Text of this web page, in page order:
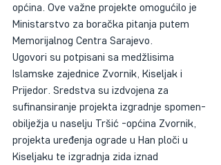
općina. Ove važne projekte omogućilo je
Ministarstvo za boračka pitanja putem
Memorijalnog Centra Sarajevo.
Ugovori su potpisani sa medžlisima
Islamske zajednice Zvornik, Kiseljak i
Prijedor. Sredstva su izdvojena za
sufinansiranje projekta izgradnje spomen-
obilježja u naselju Tršić -općina Zvornik,
projekta uređenja ograde u Han ploči u
Kiseljaku te izgradnja zida iznad